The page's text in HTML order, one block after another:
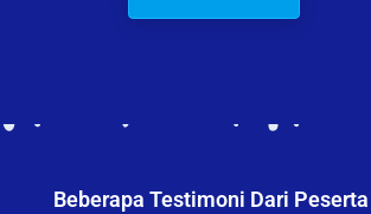
Beberapa Testimoni Dari